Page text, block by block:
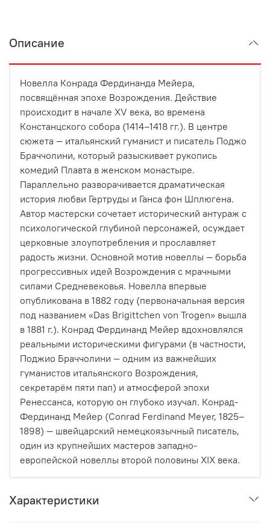
Описание
Новелла Конрада Фердинанда Мейера,
посвящённая эпохе Возрождения. Действие
происходит в начале XV века, во времена
Констанцского собора (1414–1418 гг.). В центре
сюжета — итальянский гуманист и писатель Поджо
Браччолини, который разыскивает рукопись
комедий Плавта в женском монастыре.
Параллельно разворачивается драматическая
история любви Гертруды и Ганса фон Шплюгена.
Автор мастерски сочетает исторический антураж с
психологической глубиной персонажей, осуждает
церковные злоупотребления и прославляет
радость жизни. Основной мотив новеллы — борьба
прогрессивных идей Возрождения с мрачными
силами Средневековья. Новелла впервые
опубликована в 1882 году (первоначальная версия
под названием «Das Brigittchen von Trogen» вышла
в 1881 г.). Конрад Фердинанд Мейер вдохновлялся
реальными историческими фигурами (в частности,
Поджио Браччолини — одним из важнейших
гуманистов итальянского Возрождения,
секретарём пяти пап) и атмосферой эпохи
Ренессанса, которую он глубоко изучал. Конрад-
Фердинанд Мейер (Conrad Ferdinand Meyer, 1825–
1898) — швейцарский немецкоязычный писатель,
один из крупнейших мастеров западно-
европейской новеллы второй половины XIX века.
Характеристики